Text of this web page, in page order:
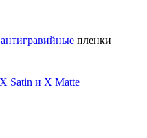
антигравийные пленки